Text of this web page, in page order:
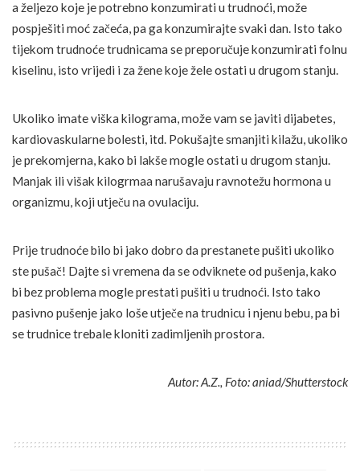
a željezo koje je potrebno konzumirati u trudnoći, može
pospješiti moć začeća, pa ga konzumirajte svaki dan. Isto tako
tijekom trudnoće trudnicama se preporučuje konzumirati folnu
kiselinu, isto vrijedi i za žene koje žele ostati u drugom stanju.
Ukoliko imate viška kilograma, može vam se javiti dijabetes,
kardiovaskularne bolesti, itd. Pokušajte smanjiti kilažu, ukoliko
je prekomjerna, kako bi lakše mogle ostati u drugom stanju.
Manjak ili višak kilogrmaa narušavaju ravnotežu hormona u
organizmu, koji utječu na ovulaciju.
Prije trudnoće bilo bi jako dobro da prestanete pušiti ukoliko
ste pušač! Dajte si vremena da se odviknete od pušenja, kako
bi bez problema mogle prestati pušiti u trudnoći. Isto tako
pasivno pušenje jako loše utječe na trudnicu i njenu bebu, pa bi
se trudnice trebale kloniti zadimljenih prostora.
Autor: A.Z., Foto: aniad/Shutterstock